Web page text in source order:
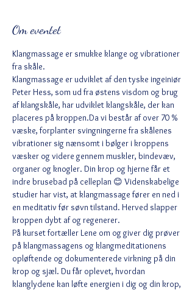
Om eventet
Klangmassage er smukke klange og vibrationer
fra skåle.
Klangmassage er udviklet af den tyske ingeiniør
Peter Hess, som ud fra østens visdom og brug
af klangskåle, har udviklet klangskåle, der kan
placeres på kroppen.Da vi består af over 70 %
væske, forplanter svingningerne fra skålenes
vibrationer sig nænsomt i bølger i kroppens
væsker og videre gennem muskler, bindevæv,
organer og knogler. Din krop og hjerne får et
indre brusebad på celleplan 😊 Videnskabelige
studier har vist, at klangmassage fører en ned i
en meditativ før søvn tilstand. Herved slapper
kroppen dybt af og regenerer.
På kurset fortæller Lene om og giver dig prøver
på klangmassagens og klangmeditationens
opløftende og dokumenterede virkning på din
krop og sjæl. Du får oplevet, hvordan
klanglydene kan løfte energien i dig og din krop,